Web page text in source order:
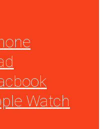
Watch